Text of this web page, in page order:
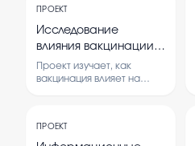
ПРОЕКТ
Исследование
влияния вакцинации
на здоровье людей
Проект изучает, как
вакцинация влияет на
возможные
отрицательные
ПРОЕКТ